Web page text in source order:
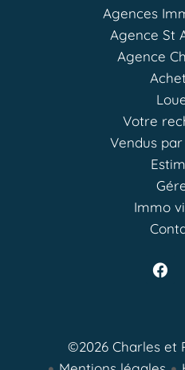
Agences
Agence St
Agence
Votre
Vendus
Immo
©2026 Charles et